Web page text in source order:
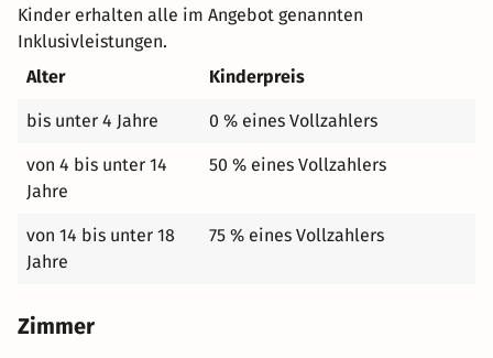
Kinder erhalten alle im Angebot genannten
Inklusivleistungen.
Alter
Kinderpreis
bis unter 4 Jahre 0 % eines Vollzahlers
von 4 bis unter 14
Jahre
50 % eines Vollzahlers
von 14 bis unter 18
Jahre
75 % eines Vollzahlers
Zimmer